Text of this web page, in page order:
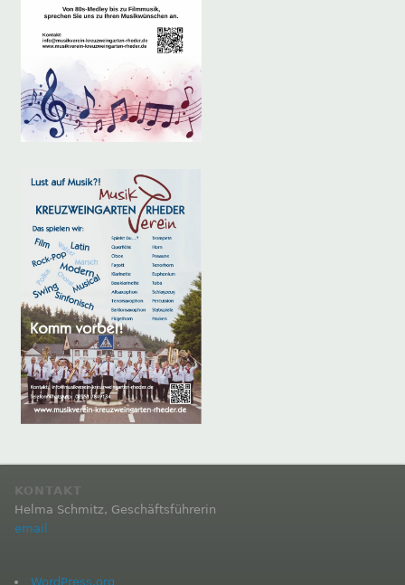
KONTAKT
Helma Schmitz, Geschäftsführerin
email
WordPress.org